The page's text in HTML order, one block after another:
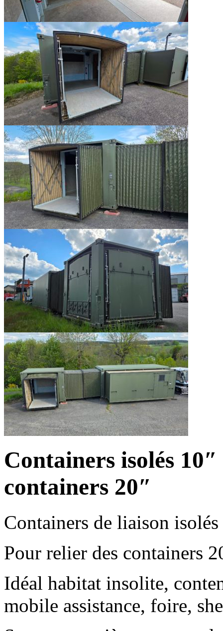
Containers isolés
containers 20″
Containers de liaison
Pour relier des containers
Idéal habitat insolite,
mobile assistance, foire,